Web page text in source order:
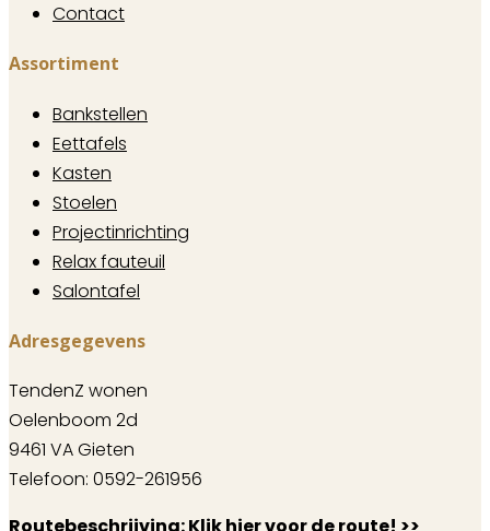
Contact
Assortiment
Bankstellen
Eettafels
Kasten
Stoelen
Projectinrichting
Relax fauteuil
Salontafel
Adresgegevens
TendenZ wonen
Oelenboom 2d
9461 VA Gieten
Telefoon: 0592-261956